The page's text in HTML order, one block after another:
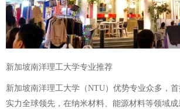
新加坡南洋理工大学专业推荐
新加坡南洋理工大学（NTU）优势专业众多，
实力全球领先，在纳米材料、能源材料等领域